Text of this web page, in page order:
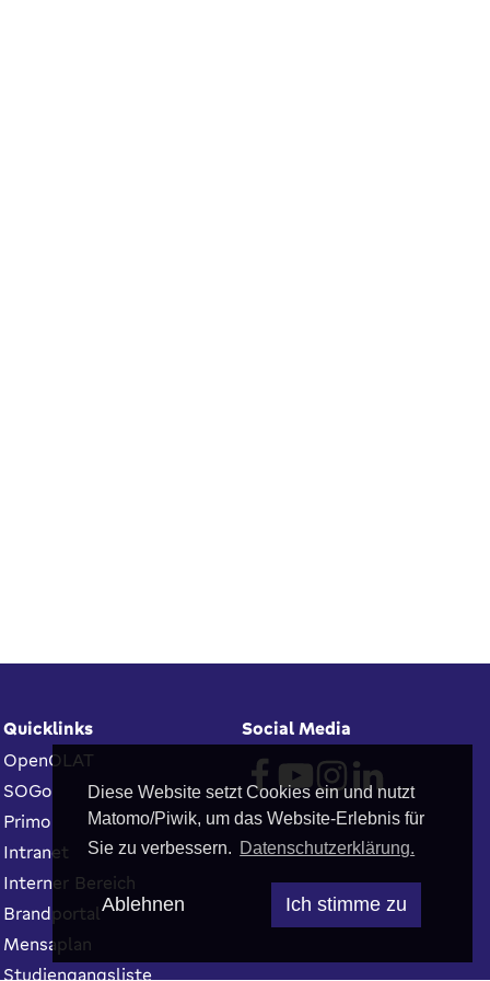
Diese Website setzt Cookies ein und nutzt
Matomo/Piwik, um das Website-Erlebnis für
Sie zu verbessern. Datenschutzerklärung.
Ablehnen Ich stimme zu
Quicklinks
OpenOLAT
SOGo
Primo
Intranet
Interner Bereich
Brandportal
Mensaplan
Studiengangsliste
Social Media